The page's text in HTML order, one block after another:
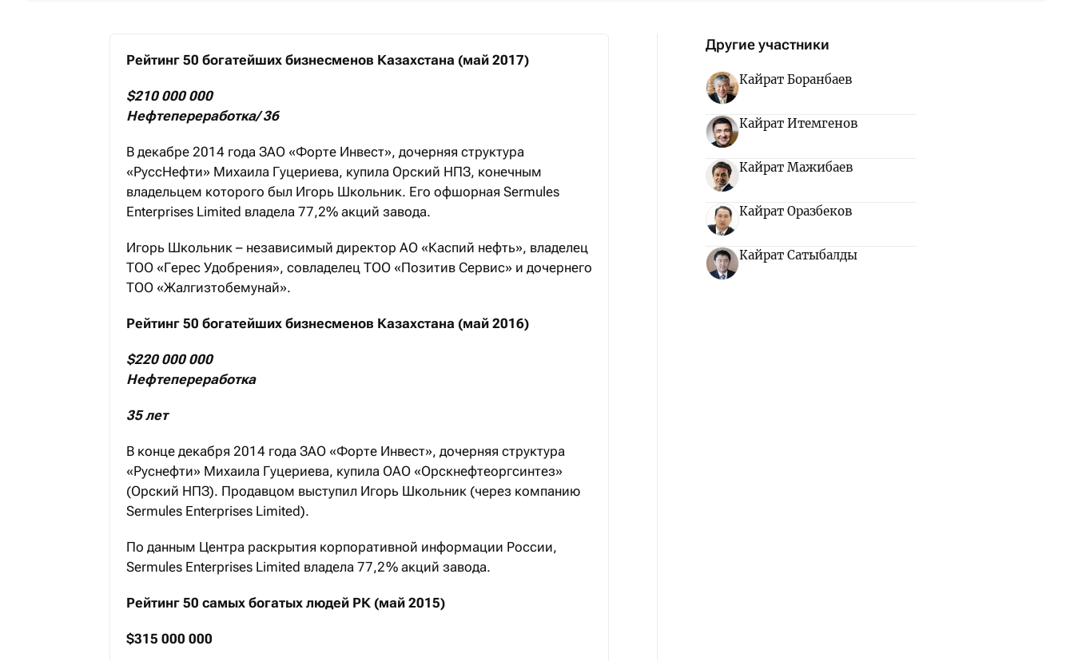
Рейтинг 50 богатейших бизнесменов Казахстана (май 2017)
$210 000 000
Нефтепереработка/ 36
В декабре 2014 года ЗАО «Форте Инвест», дочерняя структура
«РуссНефти» Михаила Гуцериева, купила Орский НПЗ, конечным
владельцем которого был Игорь Школьник. Его офшорная Sermules
Enterprises Limited владела 77,2% акций завода.
Игорь Школьник – независимый директор АО «Каспий нефть», владелец
ТОО «Герес Удобрения», совладелец ТОО «Позитив Сервис» и дочернего
ТОО «Жалгизтобемунай».
Рейтинг 50 богатейших бизнесменов Казахстана (май 2016)
$220 000 000
Нефтепереработка
35 лет
В конце декабря 2014 года ЗАО «Форте Инвест», дочерняя структура
«Руснефти» Михаила Гуцериева, купила ОАО «Орскнефтеоргсинтез»
(Орский НПЗ). Продавцом выступил Игорь Школьник (через компанию
Sermules Enterprises Limited).
По данным Центра раскрытия корпоративной информации России,
Sermules Enterprises Limited владела 77,2 % акций завода.
Рейтинг 50 самых богатых людей РК (май 2015)
$315 000 000
Другие участники
Кайрат Боранбаев
Кайрат Итемгенов
Кайрат Мажибаев
Кайрат Оразбеков
Кайрат Сатыбалды